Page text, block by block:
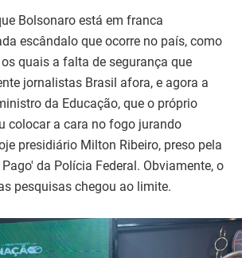
Bolsonaro está em franca
escândalo que ocorre no país, como
quais a falta de segurança que
jornalistas Brasil afora, e agora a
da Educação, que o próprio
colocar a cara no fogo jurando
presidiário Milton Ribeiro, preso pela
da Polícia Federal. Obviamente, o
pesquisas chegou ao limite.